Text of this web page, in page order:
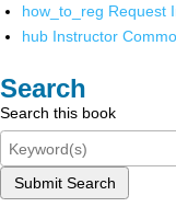
how_to_reg Request
hub Instructor
Search
Search this book
Submit Search